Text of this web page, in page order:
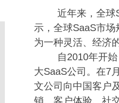
近年来，全球
示，全球SaaS市
为一种灵活、经济
自2010年开始，
大SaaS公司。在7
文公司向中国客户
销、客户体验、社